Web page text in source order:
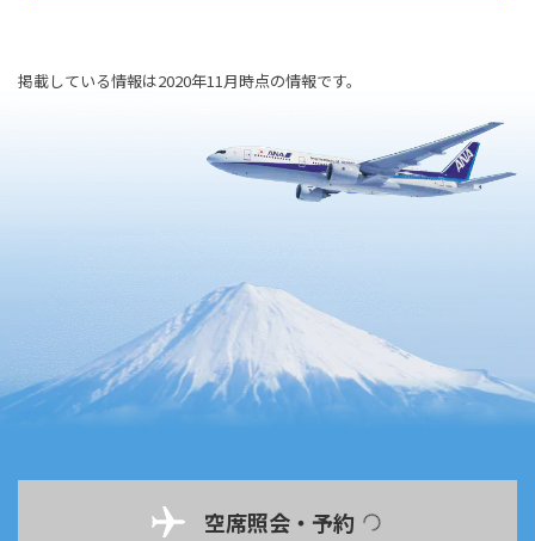
掲載している情報は2020年11月時点の情報です。
空席照会・予約